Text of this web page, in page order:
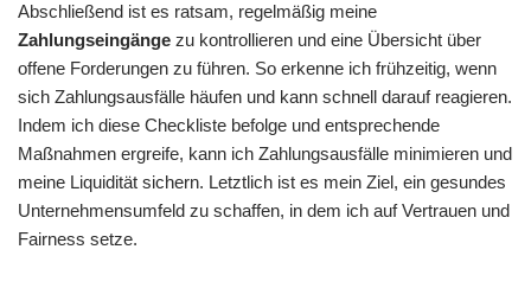
Abschließend ist es ratsam, regelmäßig meine
Zahlungseingänge zu kontrollieren und eine Übersicht über
offene Forderungen zu führen. So erkenne ich frühzeitig, wenn
sich Zahlungsausfälle häufen und kann schnell darauf reagieren.
Indem ich diese Checkliste befolge und entsprechende
Maßnahmen ergreife, kann ich Zahlungsausfälle minimieren und
meine Liquidität sichern. Letztlich ist es mein Ziel, ein gesundes
Unternehmensumfeld zu schaffen, in dem ich auf Vertrauen und
Fairness setze.